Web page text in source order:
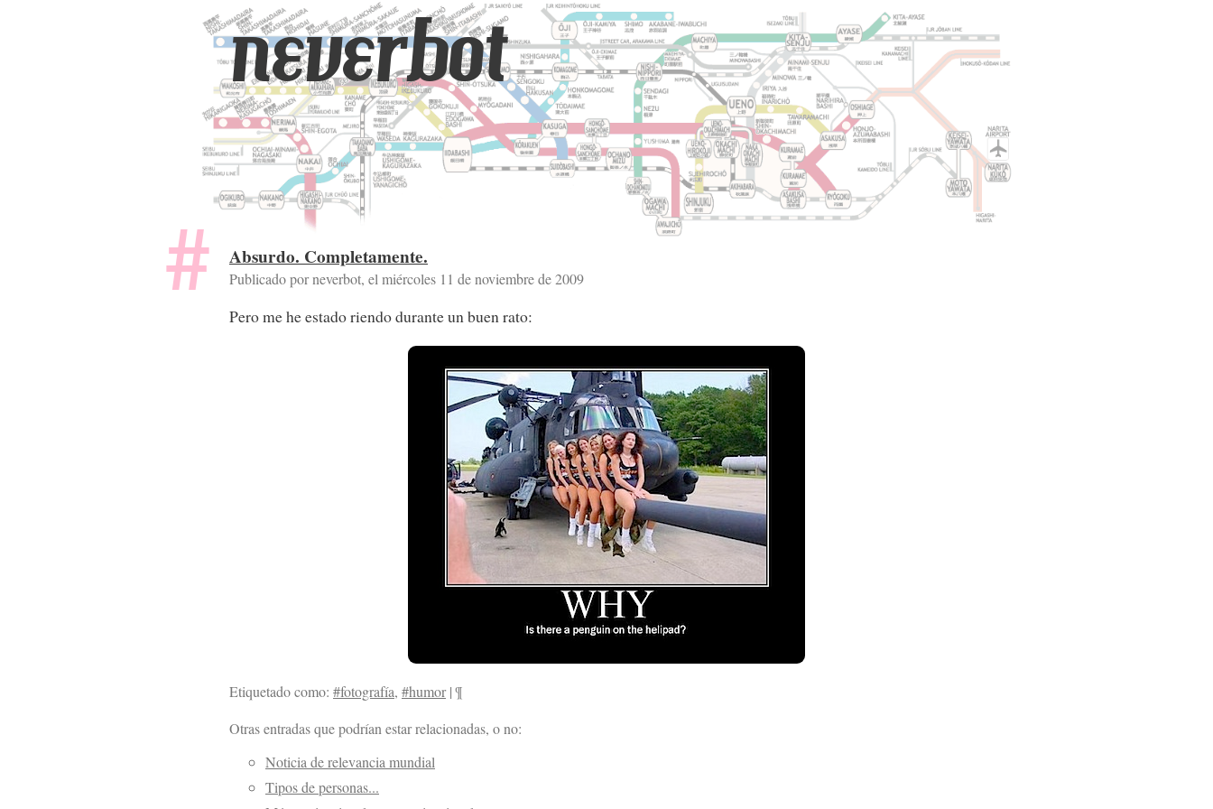
neverbot
Absurdo. Completamente.
Publicado por neverbot, el miércoles 11 de noviembre de 2009
Pero me he estado riendo durante un buen rato:
Etiquetado como: #fotografía, #humor|¶
Otras entradas que podrían estar relacionadas, o no:
Noticia de relevancia mundial
Tipos de personas...